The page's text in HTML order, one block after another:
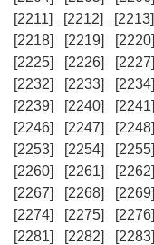
[2211]
[2212] [2213]
[2218]
[2219] [2220]
[2225]
[2226] [2227]
[2232]
[2233] [2234]
[2239]
[2240] [2241]
[2246]
[2247] [2248]
[2253]
[2254] [2255]
[2260]
[2261] [2262]
[2267]
[2268] [2269]
[2274]
[2275] [2276]
[2281]
[2282] [2283]